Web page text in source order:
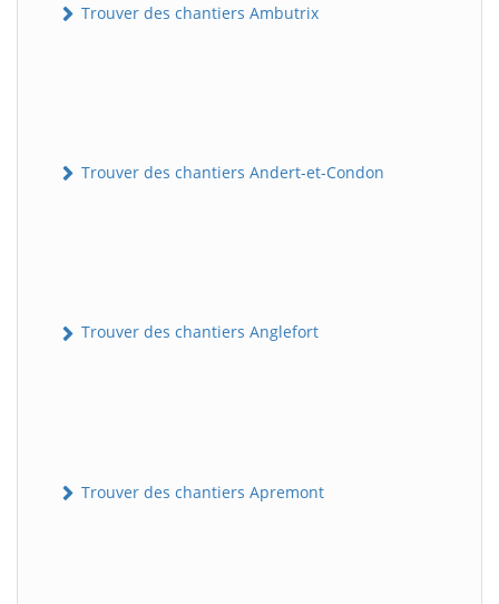
Trouver des chantiers Ambutrix
Trouver des chantiers Andert-et-Condon
Trouver des chantiers Anglefort
Trouver des chantiers Apremont